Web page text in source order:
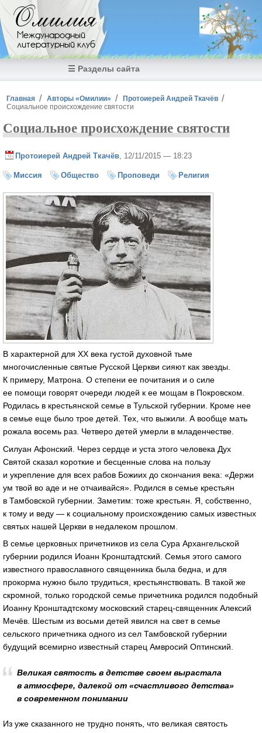
Перейти к основному содержанию
Омилия
Международный
литературный клуб
☰ Разделы сайта
Вы здесь
Главная Авторы «Омилии»
Протоиерей Андрей Ткачёв
Социальное происхождение святости
Социальное происхождение святости
Протоиерей Андрей Ткачёв , 12/11/2015 — 18:23
Миссия Общество Проповеди Религия
В характерной для XX века густой духовной тьме
многочисленные святые Русской Церкви сияют как звезды.
К примеру, Матрона. О степени ее почитания и о силе
ее помощи говорят очереди людей к ее мощам в Покровском.
Родилась в крестьянской семье в Тульской губернии. Кроме нее
в семье еще было трое детей. Тех, что выжили. А вообще мать
рожала восемь раз. Четверо детей умерли в младенчестве.
Силуан Афонский. Через сердце и уста этого человека Дух
Святой сказал короткие и бесценные слова на пользу
и укрепление для всех рабов Божиих до скончания века: «Держи
ум твой во аде и не отчаивайся». Родился в семье крестьян
в Тамбовской губернии. Заметим: тоже крестьян. Я, собственно,
к тому и веду — к социальному происхождению самых известных
святых нашей Церкви в недалеком прошлом.
В семье церковных причетников из села Сура Архангельской
губернии родился Иоанн Кронштадтский. Семья этого самого
известного православного священника была бедна, и для
прокорма нужно было трудиться, крестьянствовать. В такой же
скромной, только городской семье причетника родился подобный
Иоанну Кронштадтскому московский старец-священник Алексий
Мечёв. Шестым из восьми детей явился на свет в семье
сельского причетника одного из сел Тамбовской губернии
будущий всемирно известный старец Амвросий Оптинский.
Великая святость в детстве своем вырастала
в атмосфере, далекой от «счастливого детства»
в современном понимании
Из уже сказанного не трудно понять, что великая святость